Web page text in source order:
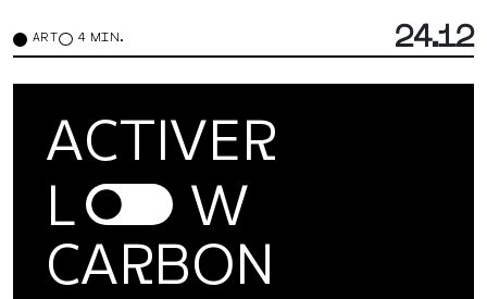
ART 4 MIN. 24.12
ACTIVER
L
W
CARBON